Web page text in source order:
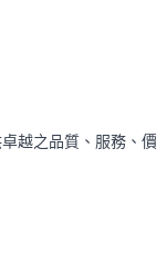
越之品質、服務、